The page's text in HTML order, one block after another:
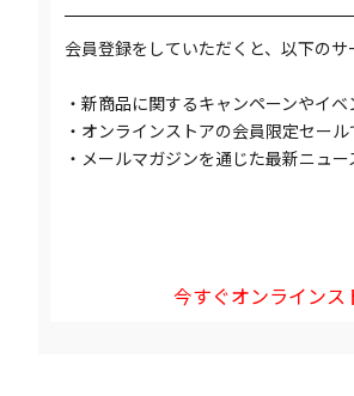
会員登録をしていただくと、以下の
・新商品に関するキャンペーンやイ
・オンラインストアの会員限定セー
・メールマガジンを通じた最新ニュ
今すぐオンラインス